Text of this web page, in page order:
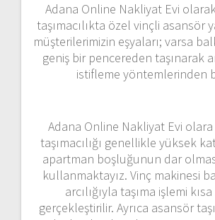
Adana Online Nakliyat Evi
taşımacılıkta özel vinçli asansör
müşterilerimizin eşyaları; varsa
geniş bir pencereden taşınarak
istifleme yöntemlerinden
Adana Online Nakliyat Evi
taşımacılığı genellikle yüksek
apartman boşluğunun dar
kullanmaktayız. Vinç makinesi
arcılığıyla taşıma işlemi
gerçekleştirilir. Ayrıca asansör